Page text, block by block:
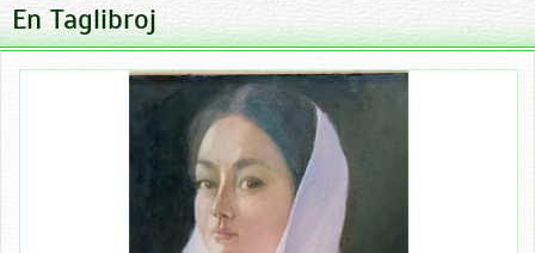
En Taglibroj